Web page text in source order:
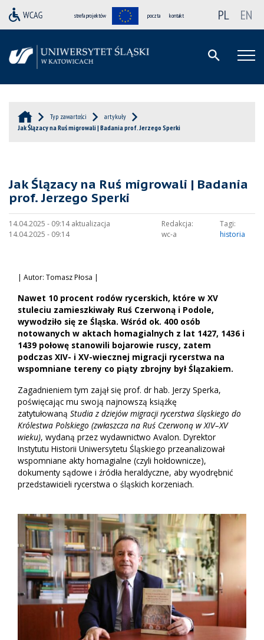
strefa projektów poczta kontakt PL EN
Typ zawartości
artykuły
Jak Ślązacy na Ruś migrowali | Badania prof. Jerzego Sperki
Jak Ślązacy na Ruś migrowali | Badania
prof. Jerzego Sperki
14.04.2025 - 09:14 aktualizacja
14.04.2025 - 09:14
Redakcja:
wc-a
Tagi:
historia
| Autor: Tomasz Płosa |
Nawet 10 procent rodów rycerskich, które w XV
stuleciu zamieszkiwały Ruś Czerwoną i Podole,
wywodziło się ze Śląska. Wśród ok. 400 osób
notowanych w aktach homagialnych z lat 1427, 1436 i
1439 połowę stanowili bojarowie ruscy, zatem
podczas XIV- i XV-wiecznej migracji rycerstwa na
wspomniane tereny co piąty zbrojny był Ślązakiem.
Zagadnieniem tym zajął się prof. dr hab. Jerzy Sperka,
poświęcając mu swoją najnowszą książkę
zatytułowaną Studia z dziejów migracji rycerstwa śląskiego do
Królestwa Polskiego (zwłaszcza na Ruś Czerwoną w XIV–XV
wieku), wydaną przez wydawnictwo Avalon. Dyrektor
Instytutu Historii Uniwersytetu Śląskiego przeanalizował
wspomniane akty homagialne (czyli hołdownicze),
dokumenty sądowe i źródła heraldyczne, aby wyodrębnić
przedstawicieli rycerstwa o śląskich korzeniach.